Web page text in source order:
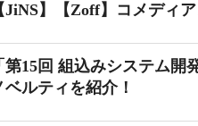
JiNS】【Zoff】コメディ
第15回 組込みシステム
ベルティを紹介！